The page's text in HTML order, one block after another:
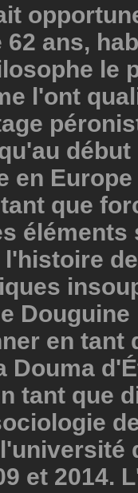
ans,
le
l'ont
en
que
éléments
Douguine
en tant
Douma
tant que
et 2014.